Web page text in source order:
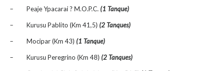
– Peaje Ypacarai ? M.O.P.C. (1 Tanque)
– Kurusu Pablito (Km 41,5) (2 Tanques)
– Mocipar (Km 43) (1 Tanque)
– Kurusu Peregrino (Km 48) (2 Tanques)